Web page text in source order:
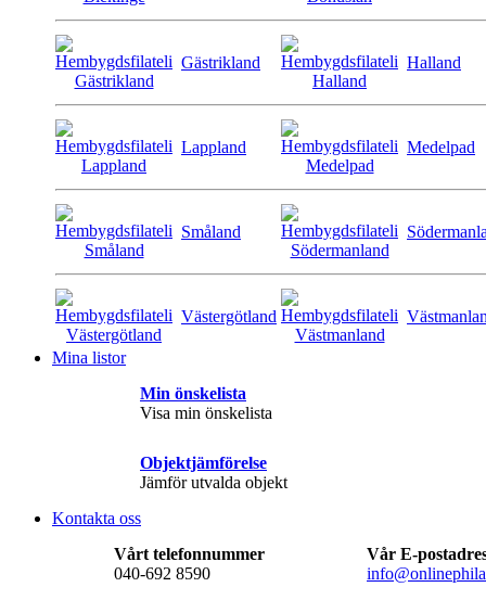
Gästrikland Halland
Lappland Medelpad
Småland
Västergötland
Mina listor
Min önskelista
Visa min önskelista
Objektjämförelse
Jämför utvalda objekt
Kontakta oss
Vårt telefonnummer
040-692 8590
Vår E-